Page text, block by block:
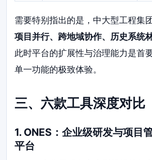
需要特别指出的是，中大型工程集
项目并行、跨地域协作、历史系统
此时平台的扩展性与治理能力是首
单一功能的极致体验。
三、六款工具深度对比
1. ONES：企业级研发与项目
平台